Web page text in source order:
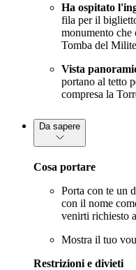
Ha ospitato
fila per il
monumento che
Tomba del
Vista
portano al tetto
compresa la
Da sapere
Cosa portare
Porta con te un
con il nome
venirti richiesto
Mostra il tuo
Restrizioni e divieti